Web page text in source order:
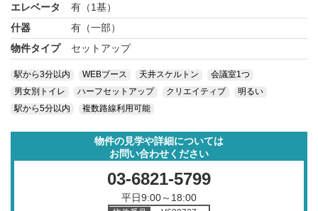
エレベータ
有（1基）
什器
有（一部）
物件タイプ
セットアップ
駅から3分以内 WEBブース 天井スケルトン
会議室1つ
男女別トイレ
ハーフセットアップ クリエイティブ
明るい
駅から5分以内
複数路線利用可能
物件の見学や詳細については
お問い合わせください
03-6821-5799
平日9:00～18:00